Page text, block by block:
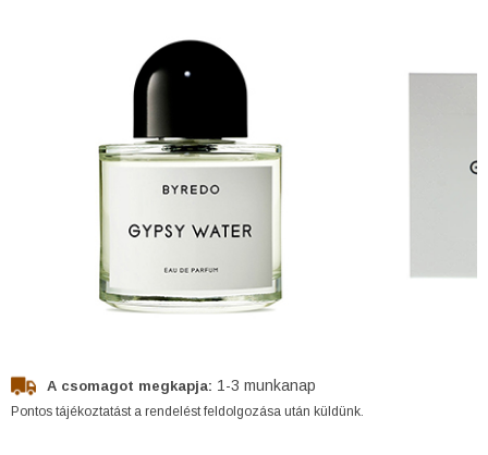
A csomagot megkapja: 1-3 munkanap
Pontos tájékoztatást a rendelést feldolgozása után küldünk.